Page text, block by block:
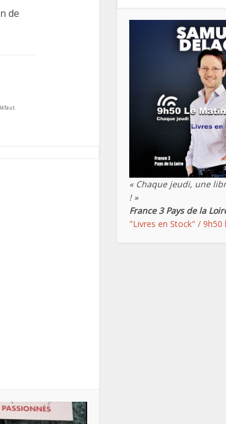
de
« Chaque jeudi, une
! »
France 3 Pays de la
"Livres en Stock" / 9h50